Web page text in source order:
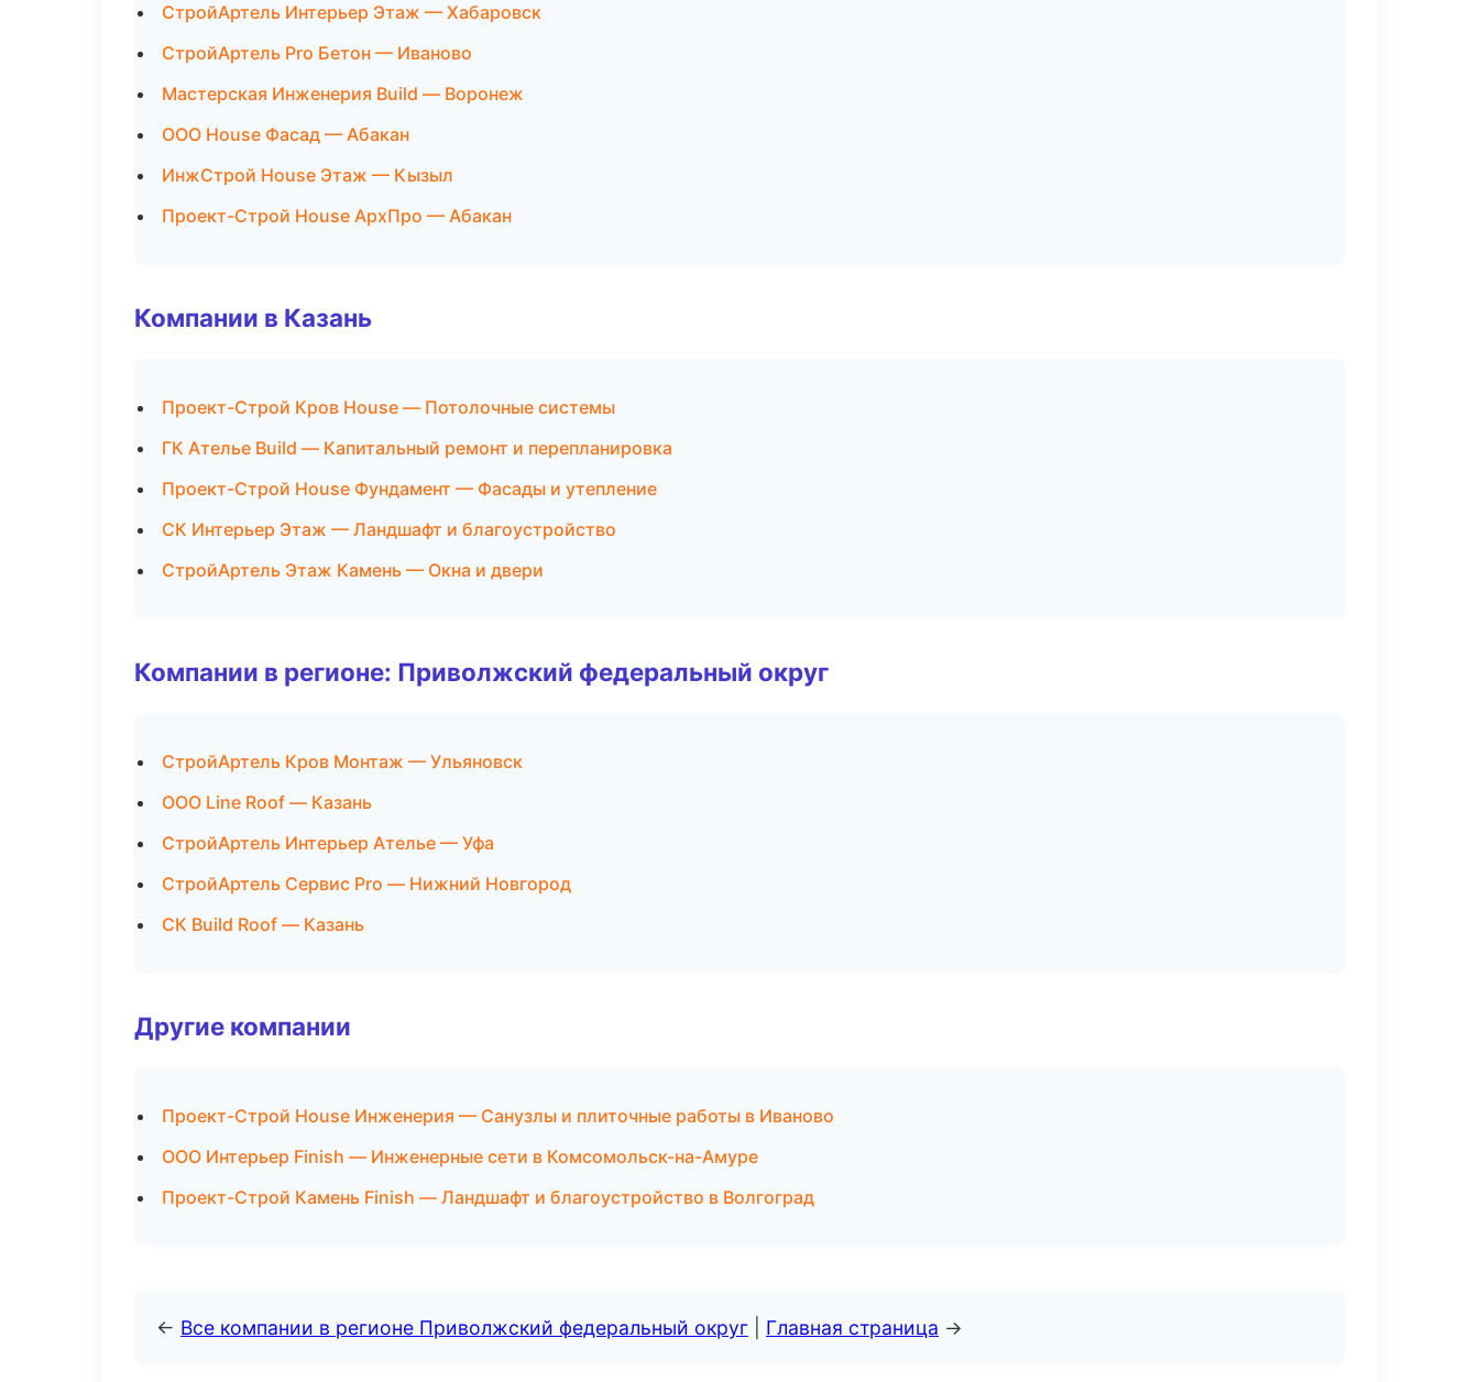
СтройАртель Интерьер Этаж — Хабаровск
СтройАртель Pro Бетон — Иваново
Мастерская Инженерия Build — Воронеж
ООО House Фасад — Абакан
ИнжСтрой House Этаж — Кызыл
Проект-Строй House АрхПро — Абакан
Компании в Казань
Проект-Строй Кров House — Потолочные системы
ГК Ателье Build — Капитальный ремонт и перепланировка
Проект-Строй House Фундамент — Фасады и утепление
СК Интерьер Этаж — Ландшафт и благоустройство
СтройАртель Этаж Камень — Окна и двери
Компании в регионе: Приволжский федеральный округ
СтройАртель Кров Монтаж — Ульяновск
ООО Line Roof — Казань
СтройАртель Интерьер Ателье — Уфа
СтройАртель Сервис Pro — Нижний Новгород
СК Build Roof — Казань
Другие компании
Проект-Строй House Инженерия — Санузлы и плиточные работы в Иваново
ООО Интерьер Finish — Инженерные сети в Комсомольск-на-Амуре
Проект-Строй Камень Finish — Ландшафт и благоустройство в Волгоград
← Все компании в регионе Приволжский федеральный округ Главная страница →